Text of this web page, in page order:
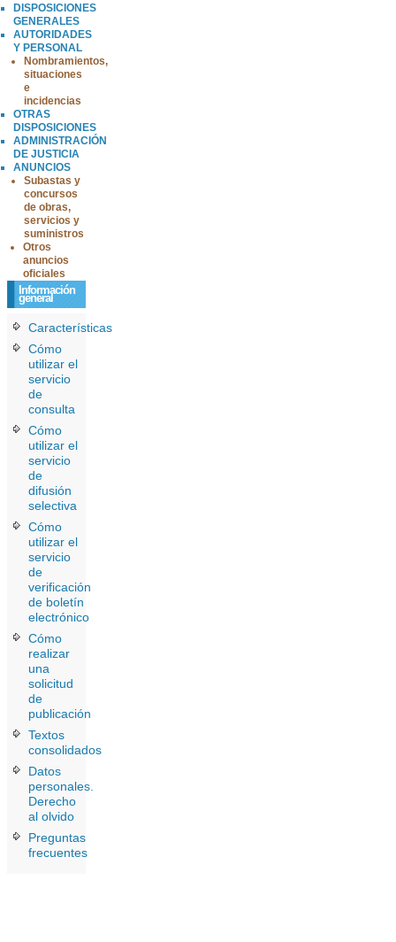
DISPOSICIONES
GENERALES
AUTORIDADES
Y PERSONAL
Nombramientos,
situaciones
e
incidencias
OTRAS
DISPOSICIONES
ADMINISTRACIÓN
DE JUSTICIA
ANUNCIOS
Subastas y
concursos
de obras,
servicios y
suministros
Otros
anuncios
oficiales
Información
general
Características
Cómo
utilizar el
servicio
de
consulta
Cómo
utilizar el
servicio
de
difusión
selectiva
Cómo
utilizar el
servicio
de
verificación
de boletín
electrónico
Cómo
realizar
una
solicitud
de
publicación
Textos
consolidados
Datos
personales.
Derecho
al olvido
Preguntas
frecuentes